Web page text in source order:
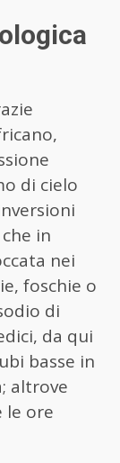
di cielo
in
nei
foschie o
di
da qui
basse in
altrove
le ore